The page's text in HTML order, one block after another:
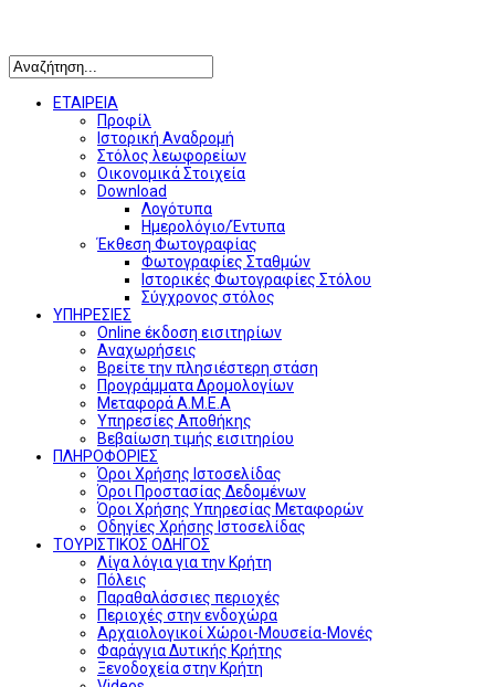
ΕΤΑΙΡΕΙΑ
Προφίλ
Ιστορική Αναδρομή
Στόλος λεωφορείων
Οικονομικά Στοιχεία
Download
Λογότυπα
Ημερολόγιο/Έντυπα
Έκθεση Φωτογραφίας
Φωτογραφίες Σταθμών
Ιστορικές Φωτογραφίες Στόλου
Σύγχρονος στόλος
ΥΠΗΡΕΣΙΕΣ
Online έκδοση εισιτηρίων
Αναχωρήσεις
Βρείτε την πλησιέστερη στάση
Προγράμματα Δρομολογίων
Μεταφορά Α.Μ.Ε.Α
Υπηρεσίες Αποθήκης
Βεβαίωση τιμής εισιτηρίου
ΠΛΗΡΟΦΟΡΙΕΣ
Όροι Χρήσης Ιστοσελίδας
Όροι Προστασίας Δεδομένων
Όροι Χρήσης Υπηρεσίας Μεταφορών
Οδηγίες Χρήσης Ιστοσελίδας
ΤΟΥΡΙΣΤΙΚΟΣ ΟΔΗΓΟΣ
Λίγα λόγια για την Κρήτη
Πόλεις
Παραθαλάσσιες περιοχές
Περιοχές στην ενδοχώρα
Αρχαιολογικοί Χώροι-Μουσεία-Μονές
Φαράγγια Δυτικής Κρήτης
Ξενοδοχεία στην Κρήτη